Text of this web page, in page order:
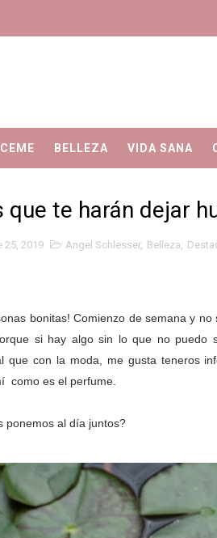
BELLEZA VIDA SANA
que te harán dejar
25, 2019 Angel Schlesser, Belleza,
bonitas!Comienzo de semana y
si hay algo sin lo que no
que con la moda, me gusta teneros
como es el perfume.
ponemos al día juntos?